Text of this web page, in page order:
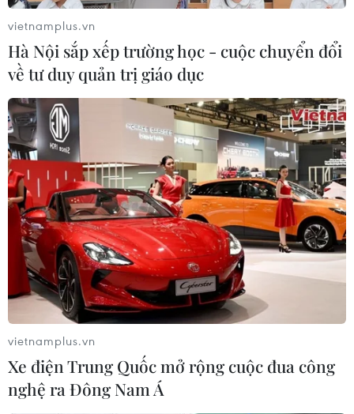
vietnamplus.vn
Hà Nội sắp xếp trường học - cuộc chuyển đổi
về tư duy quản trị giáo dục
vietnamplus.vn
Xe điện Trung Quốc mở rộng cuộc đua công
nghệ ra Đông Nam Á